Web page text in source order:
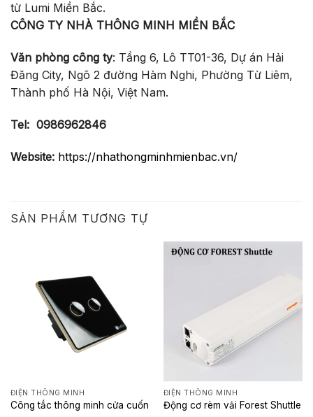
từ Lumi Miền Bắc.
CÔNG TY NHÀ THÔNG MINH MIỀN BẮC
Văn phòng công ty: Tầng 6, Lô TT01-36, Dự án Hải
Đăng City, Ngõ 2 đường Hàm Nghi, Phường Từ Liêm,
Thành phố Hà Nội, Việt Nam.
Tel: 0986962846
Website: https://nhathongminhmienbac.vn/
SẢN PHẨM TƯƠNG TỰ
ĐIỆN THÔNG MINH
Công tắc thông minh cửa cuốn
ĐIỆN THÔNG MINH
Động cơ rèm vải Forest Shuttle